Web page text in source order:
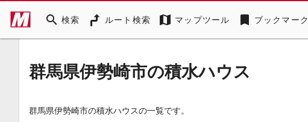
search 検索 ルート検索 map マップツール bookmark ブックマーク
群馬県伊勢崎市の積水ハウス
群馬県伊勢崎市の積水ハウスの一覧です。